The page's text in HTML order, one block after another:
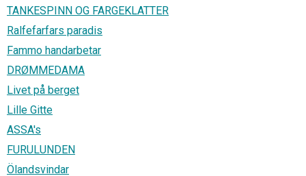
TANKESPINN OG FARGEKLATTER
Ralfefarfars paradis
Fammo handarbetar
DRØMMEDAMA
Livet på berget
Lille Gitte
ASSA's
FURULUNDEN
Ölandsvindar